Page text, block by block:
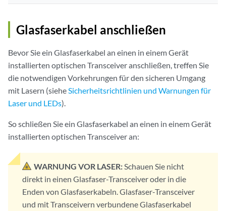
Glasfaserkabel anschließen
Bevor Sie ein Glasfaserkabel an einen in einem Gerät
installierten optischen Transceiver anschließen, treffen Sie
die notwendigen Vorkehrungen für den sicheren Umgang
mit Lasern (sieheSicherheitsrichtlinien und Warnungen für
Laser und LEDs).
So schließen Sie ein Glasfaserkabel an einen in einem Gerät
installierten optischen Transceiver an:
WARNUNG VOR LASER:Schauen Sie nicht
direkt in einen Glasfaser-Transceiver oder in die
Enden von Glasfaserkabeln. Glasfaser-Transceiver
und mit Transceivern verbundene Glasfaserkabel